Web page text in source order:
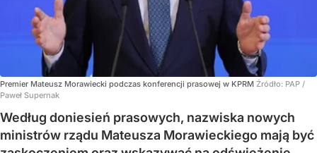
Premier Mateusz Morawiecki podczas konferencji prasowej w KPRM Źródło: PAP /
Paweł Supernak
Według doniesień prasowych, nazwiska nowych
ministrów rządu Mateusza Morawieckiego mają być